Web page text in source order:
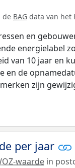
de BAG data van het
en
energielabel
van 10 jaar en
de
zijn
per jaar
waarde in